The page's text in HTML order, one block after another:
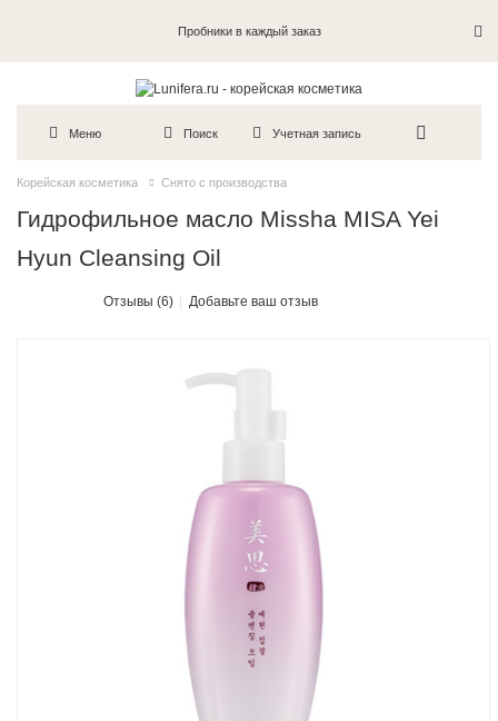
Пробники в каждый заказ
Меню Поиск Учетная запись
Корейская косметика Снято с производства
Гидрофильное масло Missha MISA Yei
Hyun Cleansing Oil
Отзывы (6) Добавьте ваш отзыв